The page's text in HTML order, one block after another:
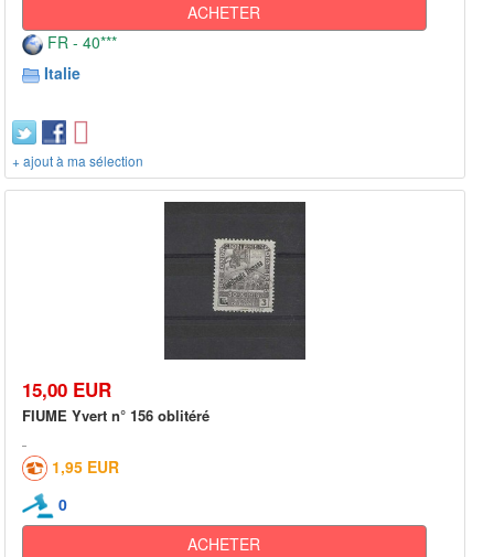
ACHETER
FR - 40***
Italie
+ ajout à ma sélection
15,00 EUR
FIUME Yvert n° 156 oblitéré
1,95 EUR
0
ACHETER